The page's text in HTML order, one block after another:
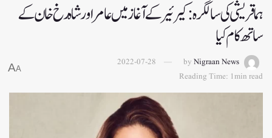
ہما قریشی کی سالگرہ: کیرئیر کے آغاز میں عامر اور شاہ رخ خان کے
ساتھ کام کیا
by Nigraan News
2022-07-28
Reading Time: 1min read
A
A